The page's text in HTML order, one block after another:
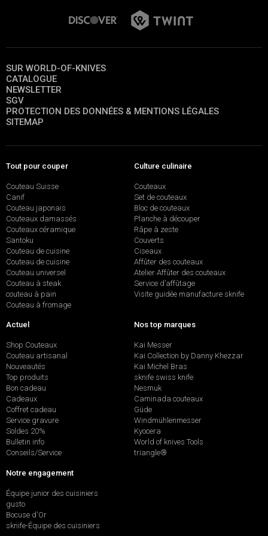
SUR WORLD-OF-KNIVES
CATALOGUE
NEWSLETTER
SGV
PROTECTION DES DONNÉES & MENTIONS LÉGALES
SITEMAP
Tout pour couper
Couteau Suisse
Canif
Couteau japonais
Couteaux damassés
Couteaux céramique
Santoku
Couteau de cuisine
Couteau de cuisine
Couteau universel
Couteau à steak
couteau à pain
Couteau à fromage
Culture culinaire
Couteaux
Set de couteaux
Bloc de couteaux
Planche à découper
Râpe à zeste
Couverts
Ciseaux
Affûter des couteaux
Atelier Affûter des couteaux
Service d’affûtage
Visite guidée manufacture sknife
Actuel
Shop Couteaux
Couteau artisanal
Nouveautés
Top produits
Bon cadeau
Cadeaux
Coffret cadeau
Service gravure
Soldes 20%
Bulletin info
Conseils/Service
Nos top marques
Kai Messer
Kai Collection by Danny Khezzar
Kai Michel Bras
sknife swiss knife
Nesmuk
Caminada couteaux
Güde
Windmühlenmesser
Kyocera
World of knives Tools
triangle®
Notre engagement
Équipe junior des cuisiniers
gusto
Bocuse d'Or
sknife-Équipe des cuisiniers